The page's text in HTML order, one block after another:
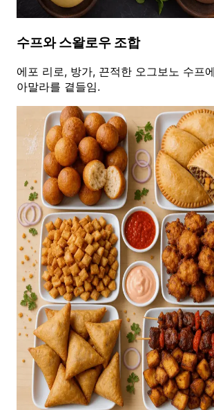
수프와 스왈로우 조합
에포 리로, 방가, 끈적한 오그보노 수프
아말라를 곁들임.